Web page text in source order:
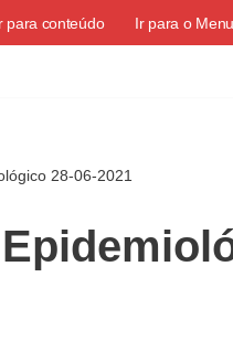
para conteúdo Ir para o Menu
28-06-2021